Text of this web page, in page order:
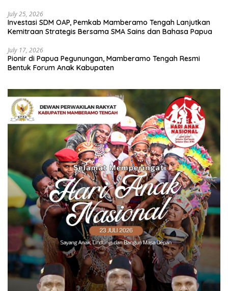
July 25, 2026
Investasi SDM OAP, Pemkab Mamberamo Tengah Lanjutkan
Kemitraan Strategis Bersama SMA Sains dan Bahasa Papua
July 17, 2026
Pionir di Papua Pegunungan, Mamberamo Tengah Resmi
Bentuk Forum Anak Kabupaten